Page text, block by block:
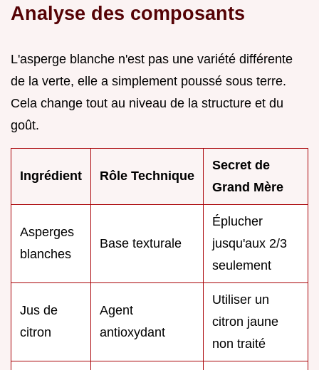
Analyse des composants
L'asperge blanche n'est pas une variété différente
de la verte, elle a simplement poussé sous terre.
Cela change tout au niveau de la structure et du
goût.
Ingrédient Rôle Technique
Secret de
Grand Mère
Asperges
blanches
Base texturale
Éplucher
jusqu'aux 2/3
seulement
Jus de
citron
Agent
antioxydant
Utiliser un
citron jaune
non traité